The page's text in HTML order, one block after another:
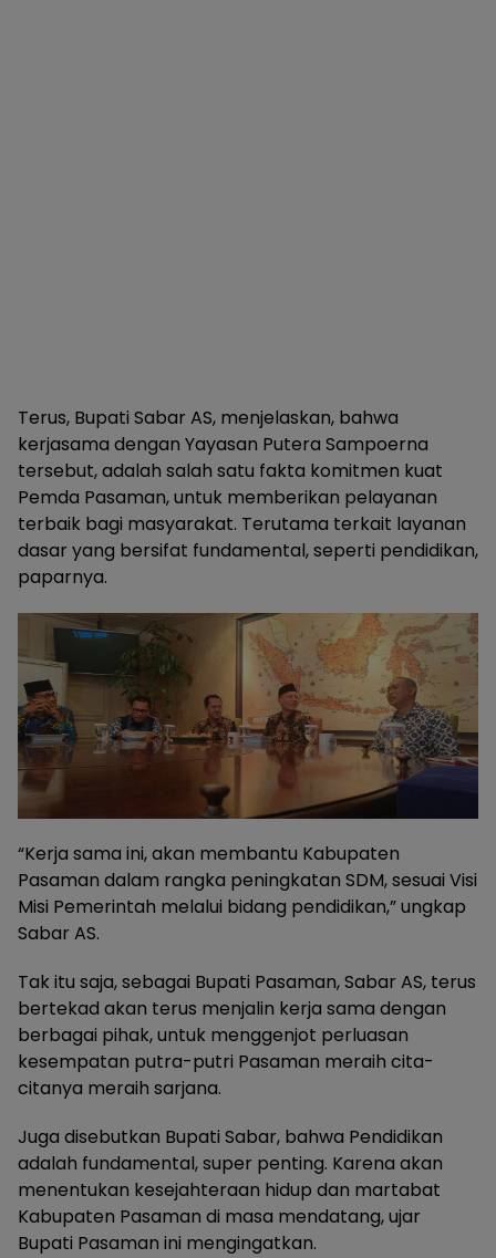
Terus, Bupati Sabar AS, menjelaskan, bahwa
kerjasama dengan Yayasan Putera Sampoerna
tersebut, adalah salah satu fakta komitmen kuat
Pemda Pasaman, untuk memberikan pelayanan
terbaik bagi masyarakat. Terutama terkait layanan
dasar yang bersifat fundamental, seperti pendidikan,
paparnya.
“Kerja sama ini, akan membantu Kabupaten
Pasaman dalam rangka peningkatan SDM, sesuai Visi
Misi Pemerintah melalui bidang pendidikan,” ungkap
Sabar AS.
Tak itu saja, sebagai Bupati Pasaman, Sabar AS, terus
bertekad akan terus menjalin kerja sama dengan
berbagai pihak, untuk menggenjot perluasan
kesempatan putra-putri Pasaman meraih cita-
citanya meraih sarjana.
Juga disebutkan Bupati Sabar, bahwa Pendidikan
adalah fundamental, super penting. Karena akan
menentukan kesejahteraan hidup dan martabat
Kabupaten Pasaman di masa mendatang, ujar
Bupati Pasaman ini mengingatkan.